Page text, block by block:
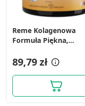
Reme Kolagenowa
Formuła Piękna,
proszek 150 g
89,79 zł